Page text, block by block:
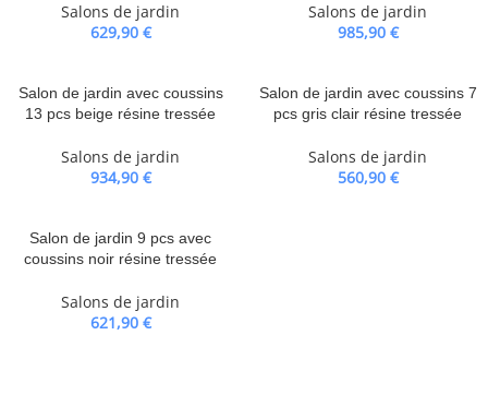
Salons de jardin
629,90 €
Salons de jardin
985,90 €
Salon de jardin avec coussins
13 pcs beige résine tressée
Salons de jardin
934,90 €
Salon de jardin avec coussins 7
pcs gris clair résine tressée
Salons de jardin
560,90 €
Salon de jardin 9 pcs avec
coussins noir résine tressée
Salons de jardin
621,90 €